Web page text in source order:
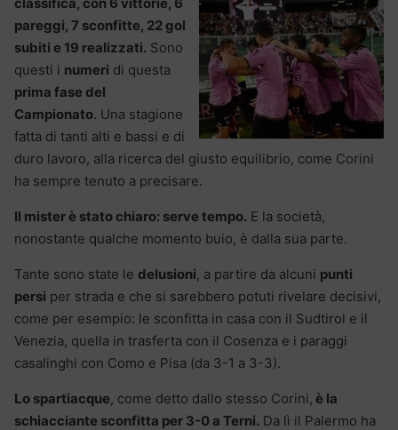
pareggi, 7 sconfitte, 22 gol
subiti e 19 realizzati. Sono
questi i numeri di questa
prima fase del
Campionato. Una stagione
fatta di tanti alti e bassi e di
duro lavoro, alla ricerca del giusto equilibrio, come Corini
ha sempre tenuto a precisare.
Il mister è stato chiaro: serve tempo. E la società,
nonostante qualche momento buio, è dalla sua parte.
Tante sono state le delusioni, a partire da alcuni punti
persi per strada e che si sarebbero potuti rivelare decisivi,
come per esempio: le sconfitta in casa con il Sudtirol e il
Venezia, quella in trasferta con il Cosenza e i paraggi
casalinghi con Como e Pisa (da 3-1 a 3-3).
Lo spartiacque, come detto dallo stesso Corini, è la
schiacciante sconfitta per 3-0 a Terni. Da lì il Palermo ha